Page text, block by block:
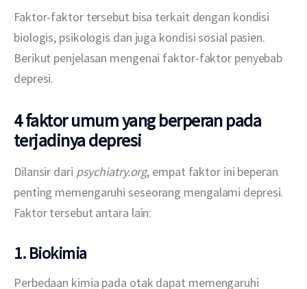
Faktor-faktor tersebut bisa terkait dengan kondisi
biologis, psikologis dan juga kondisi sosial pasien.
Berikut penjelasan mengenai faktor-faktor penyebab
depresi.
4 faktor umum yang berperan pada
terjadinya depresi
Dilansir dari psychiatry.org, empat faktor ini beperan
penting memengaruhi seseorang mengalami depresi.
Faktor tersebut antara lain:
1. Biokimia
Perbedaan kimia pada otak dapat memengaruhi